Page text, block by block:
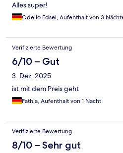
Alles super!
Odelio Edsel, Aufenthalt von 3
Verifizierte Bewertung
6/10 – Gut
3. Dez. 2025
ist mit dem Preis geht
Fathia, Aufenthalt von 1 Nacht
Verifizierte Bewertung
8/10 – Sehr gut